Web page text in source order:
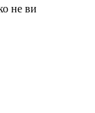
не ви